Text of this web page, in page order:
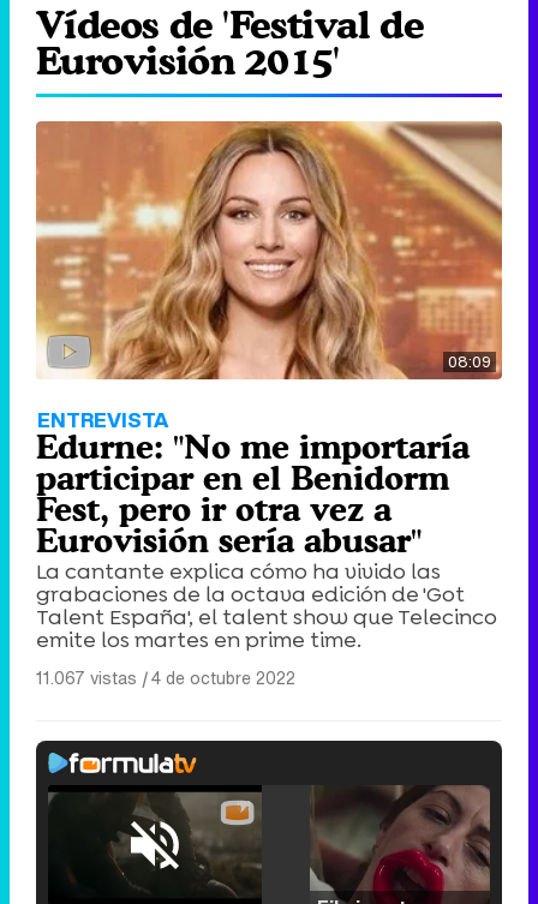
Vídeos de 'Festival de
Eurovisión 2015'
08:09
ENTREVISTA
Edurne: "No me importaría
participar en el Benidorm
Fest, pero ir otra vez a
Eurovisión sería abusar"
La cantante explica cómo ha vivido las
grabaciones de la octava edición de 'Got
Talent España', el talent show que Telecinco
emite los martes en prime time.
11.067 vistas |4 de octubre 2022
Unmute /
Loaded:
25.30%